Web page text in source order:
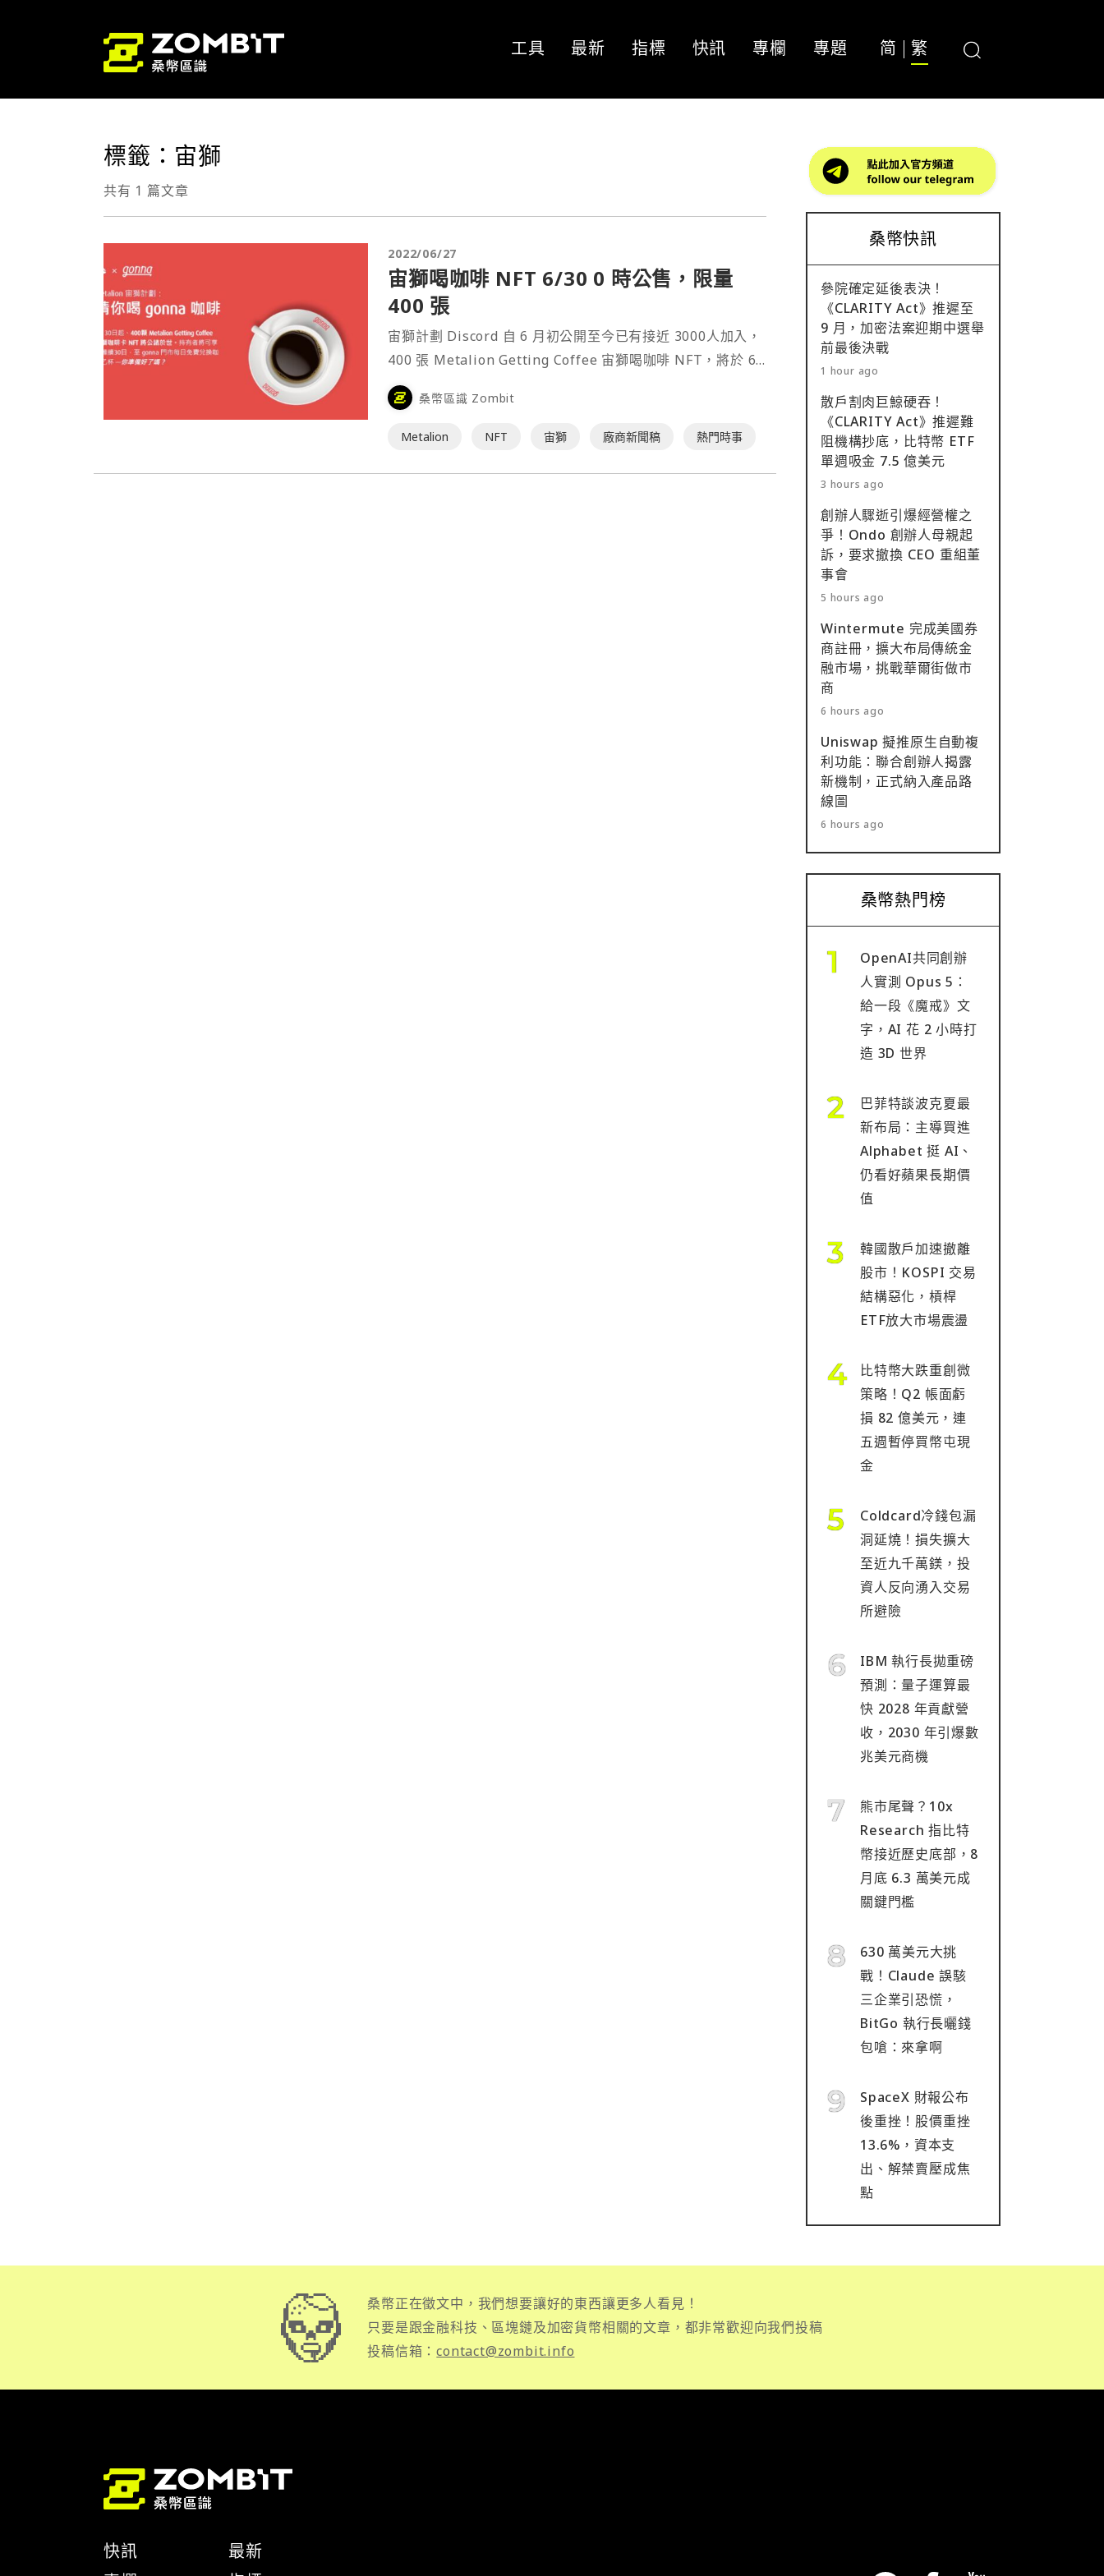
工具 最新 指標 快訊 專欄 專題 简 繁
標籤：宙獅
共有 1 篇文章
2022/06/27
宙獅喝咖啡 NFT 6/30 0 時公售，限量
400 張
宙獅計劃 Discord 自 6 月初公開至今已有接近 3000人加入，
400 張 Metalion Getting Coffee 宙獅喝咖啡 NFT，將於 6
月 30 日 0 時起，透過⋯
桑幣區識 Zombit
Metalion NFT 宙獅 廠商新聞稿 熱門時事
桑幣快訊
參院確定延後表決！
《CLARITY Act》推遲至
9 月，加密法案迎期中選舉
前最後決戰
1 hour ago
散戶割肉巨鯨硬吞！
《CLARITY Act》推遲難
阻機構抄底，比特幣 ETF
單週吸金 7.5 億美元
3 hours ago
創辦人驟逝引爆經營權之
爭！Ondo 創辦人母親起
訴，要求撤換 CEO 重組董
事會
5 hours ago
Wintermute 完成美國券
商註冊，擴大布局傳統金
融市場，挑戰華爾街做市
商
6 hours ago
Uniswap 擬推原生自動複
利功能：聯合創辦人揭露
新機制，正式納入產品路
線圖
6 hours ago
桑幣熱門榜
OpenAI共同創辦
人實測 Opus 5：
給一段《魔戒》文
字，AI 花 2 小時打
造 3D 世界
巴菲特談波克夏最
新布局：主導買進
Alphabet 挺 AI、
仍看好蘋果長期價
值
韓國散戶加速撤離
股市！KOSPI 交易
結構惡化，槓桿
ETF放大市場震盪
比特幣大跌重創微
策略！Q2 帳面虧
損 82 億美元，連
五週暫停買幣屯現
金
Coldcard冷錢包漏
洞延燒！損失擴大
至近九千萬鎂，投
資人反向湧入交易
所避險
IBM 執行長拋重磅
預測：量子運算最
快 2028 年貢獻營
收，2030 年引爆數
兆美元商機
熊市尾聲？10x
Research 指比特
幣接近歷史底部，8
月底 6.3 萬美元成
關鍵門檻
630 萬美元大挑
戰！Claude 誤駭
三企業引恐慌，
BitGo 執行長曬錢
包嗆：來拿啊
SpaceX 財報公布
後重挫！股價重挫
13.6%，資本支
出、解禁賣壓成焦
點
桑幣正在徵文中，我們想要讓好的東西讓更多人看見！
只要是跟金融科技、區塊鏈及加密貨幣相關的文章，都非常歡迎向我們投稿
投稿信箱：contact@zombit.info
快訊
最新